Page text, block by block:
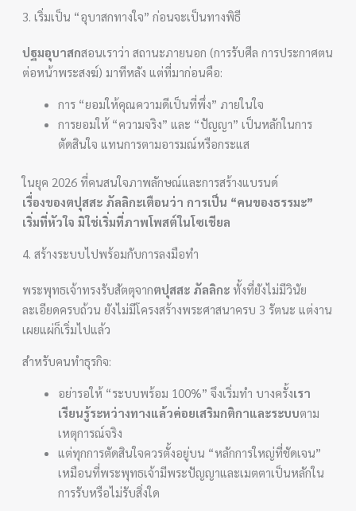
3. เริ่มเป็น “อุบาสกทางใจ” ก่อนจะเป็นทางพิธี
ปฐมอุบาสกสอนเราว่า สถานะภายนอก (การรับศีล การประกาศตน
ต่อหน้าพระสงฆ์) มาทีหลัง แต่ที่มาก่อนคือ:
การ “ยอมให้คุณความดีเป็นที่พึ่ง” ภายในใจ
การยอมให้ “ความจริง” และ “ปัญญา” เป็นหลักในการ
ตัดสินใจ แทนการตามอารมณ์หรือกระแส
ในยุค 2026 ที่คนสนใจภาพลักษณ์และการสร้างแบรนด์
เรื่องของตปุสสะ ภัลลิกะเตือนว่า การเป็น “คนของธรรมะ”
เริ่มที่หัวใจ มิใช่เริ่มที่ภาพโพสต์ในโซเชียล
4. สร้างระบบไปพร้อมกับการลงมือทำ
พระพุทธเจ้าทรงรับสัตตุจากตปุสสะ ภัลลิกะ ทั้งที่ยังไม่มีวินัย
ละเอียดครบถ้วน ยังไม่มีโครงสร้างพระศาสนาครบ 3 รัตนะ แต่งาน
เผยแผ่ก็เริ่มไปแล้ว
สำหรับคนทำธุรกิจ:
อย่ารอให้ “ระบบพร้อม 100%” จึงเริ่มทำ บางครั้งเรา
เรียนรู้ระหว่างทางแล้วค่อยเสริมกติกาและระบบตาม
เหตุการณ์จริง
แต่ทุกการตัดสินใจควรตั้งอยู่บน “หลักการใหญ่ที่ชัดเจน”
เหมือนที่พระพุทธเจ้ามีพระปัญญาและเมตตาเป็นหลักใน
การรับหรือไม่รับสิ่งใด